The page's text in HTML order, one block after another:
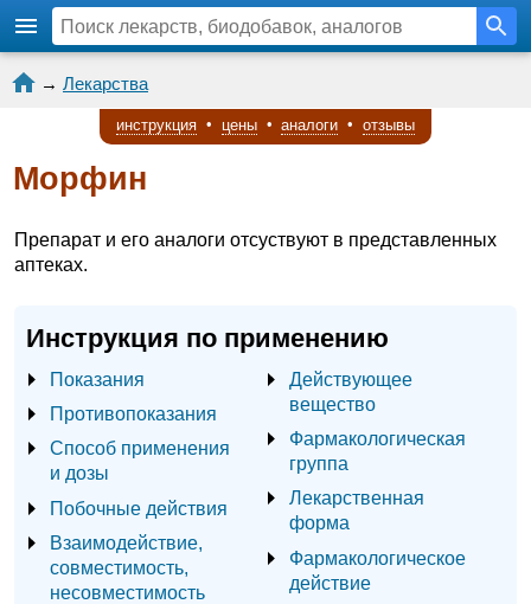
→ Лекарства
инструкция • цены • аналоги • отзывы
Морфин
Препарат и его аналоги отсуствуют в представленных
аптеках.
Инструкция по применению
Показания
Противопоказания
Способ применения
и дозы
Побочные действия
Взаимодействие,
совместимость,
несовместимость
Действующее
вещество
Фармакологическая
группа
Лекарственная
форма
Фармакологическое
действие